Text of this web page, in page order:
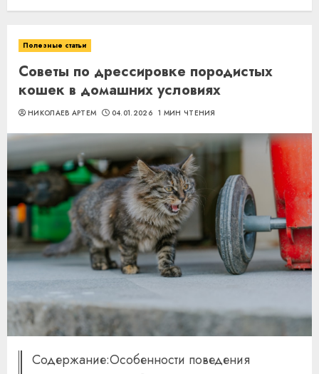
Полезные статьи
Советы по дрессировке породистых
кошек в домашних условиях
НИКОЛАЕВ АРТЕМ 04.01.2026 1 МИН ЧТЕНИЯ
Содержание:Особенности поведения